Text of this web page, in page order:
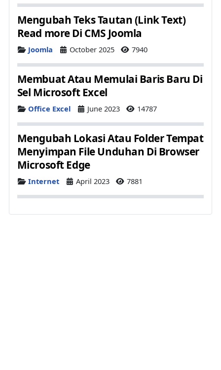
Mengubah Teks Tautan (Link Text)
Read more Di CMS Joomla
DetailsJoomla October 2025 7940
Membuat Atau Memulai Baris Baru Di
Sel Microsoft Excel
Details
Office Excel June 2023 14787
Mengubah Lokasi Atau Folder Tempat
Menyimpan File Unduhan Di Browser
Microsoft Edge
Details
Internet April 2023 7881